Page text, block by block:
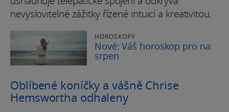
nevyslovitelné zážitky řízené intuicí a kreativitou.
HOROSKOPY
Nové: Váš horoskop pro na
srpen
Oblíbené koníčky a vášně Chrise
Hemswortha odhaleny